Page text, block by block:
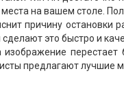
на вашем столе.
причину остановки
это быстро и
предлагают лучшие